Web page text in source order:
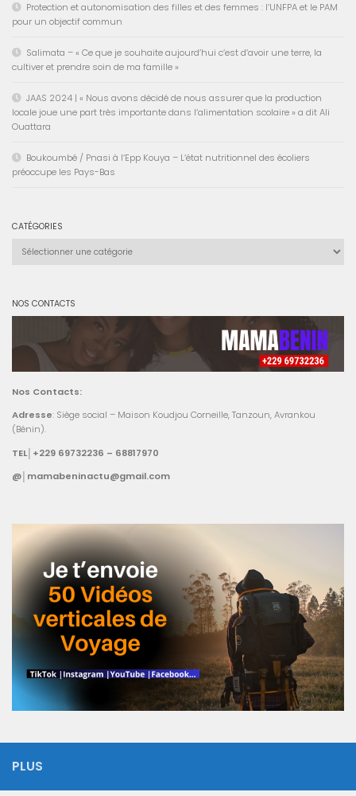
Protection et autonomisation des filles et des femmes : l’UNFPA et le PAM
pour un objectif commun
Salimata – « Ce que je souhaite aujourd’hui c’est d’avoir une terre, la
cultiver et prendre soin de ma famille »
JAAS 2024 | « Nous avons décidé de nous assurer que la production
locale joue une part très importante dans l’alimentation scolaire » a dit Ali
Ouattara
Boukoumbé / Pnasi à l’Epp Kouya – L’état nutritionnel des écoliers
préoccupe les Pays-Bas
CATÉGORIES
NOS CONTACTS
Nos Contacts:
Adresse: Siège social – Maison Koudjou Corneille, Tanzoun, Avrankou
(Bénin).
TEL│+229 69732236 – 68817970
@│mamabeninactu@gmail.com
PLUS